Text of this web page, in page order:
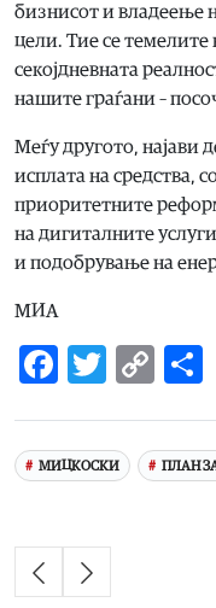
бизнисот и владеење
цели. Тие се темелите
секојдневната
нашите граѓани –
Меѓу другото, најави
исплата на средства,
приоритетните
на дигиталните
и подобрување на
МИА
Facebook
Twitter
МИЦКОСКИ ПЛАН